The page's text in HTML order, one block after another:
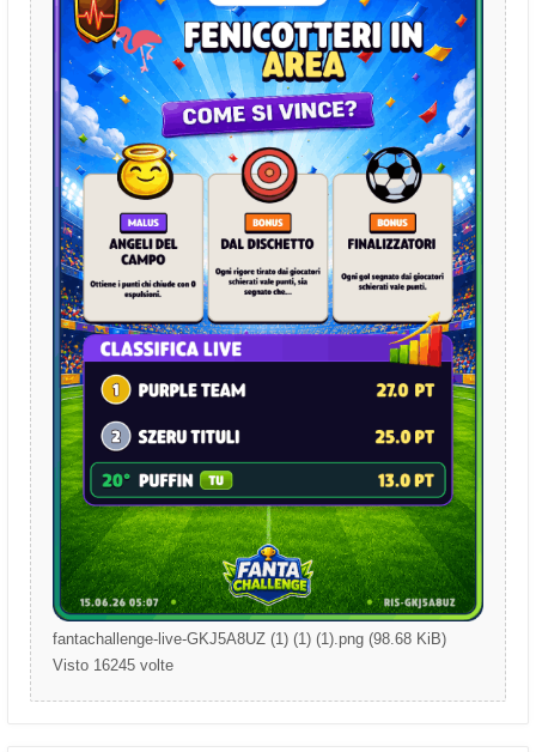
fantachallenge-live-GKJ5A8UZ (1) (1) (1).png (98.68 KiB)
Visto 16245 volte